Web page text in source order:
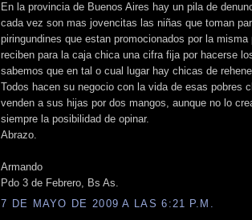
En la provincia de Buenos Aires hay un pila de
cada vez son mas jovencitas las niñas que toman
piringundines que estan promocionados por la
reciben para la caja chica una cifra fija por hacerse
sabemos que en tal o cual lugar hay chicas de
Todos hacen su negocio con la vida de esas pobres
venden a sus hijas por dos mangos, aunque no lo
siempre la posibilidad de opinar.
Abrazo.
Armando
Pdo 3 de Febrero, Bs As.
7 DE MAYO DE 2009 A LAS 6:21 P.M.